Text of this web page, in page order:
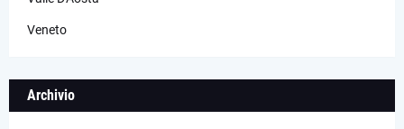
Veneto
Archivio